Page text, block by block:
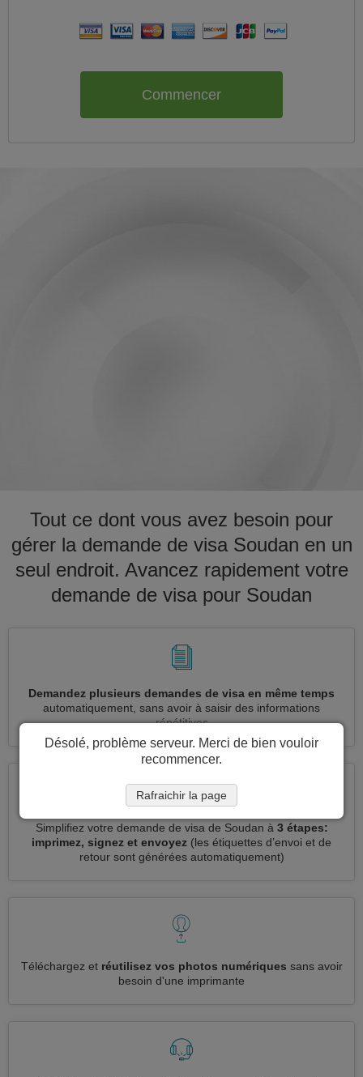
Commencer
Tout ce dont vous avez besoin pour
gérer la demande de visa Soudan en un
seul endroit. Avancez rapidement votre
demande de visa pour Soudan
Demandez plusieurs demandes de visa en même temps
automatiquement, sans avoir à saisir des informations
répétitives
Simplifiez votre demande de visa de Soudan à 3 étapes:
imprimez, signez et envoyez (les étiquettes d’envoi et de
retour sont générées automatiquement)
Téléchargez et réutilisez vos photos numériques sans avoir
besoin d'une imprimante
Désolé, problème serveur. Merci de bien vouloir
recommencer.
Rafraichir la page